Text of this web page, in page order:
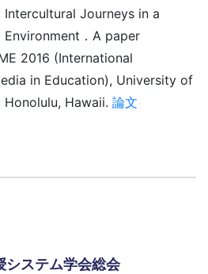
Intercultural Journeys in a
Environment．A paper
2016 (International
in Education), University of
Hawaii. 論文
システム学会総会